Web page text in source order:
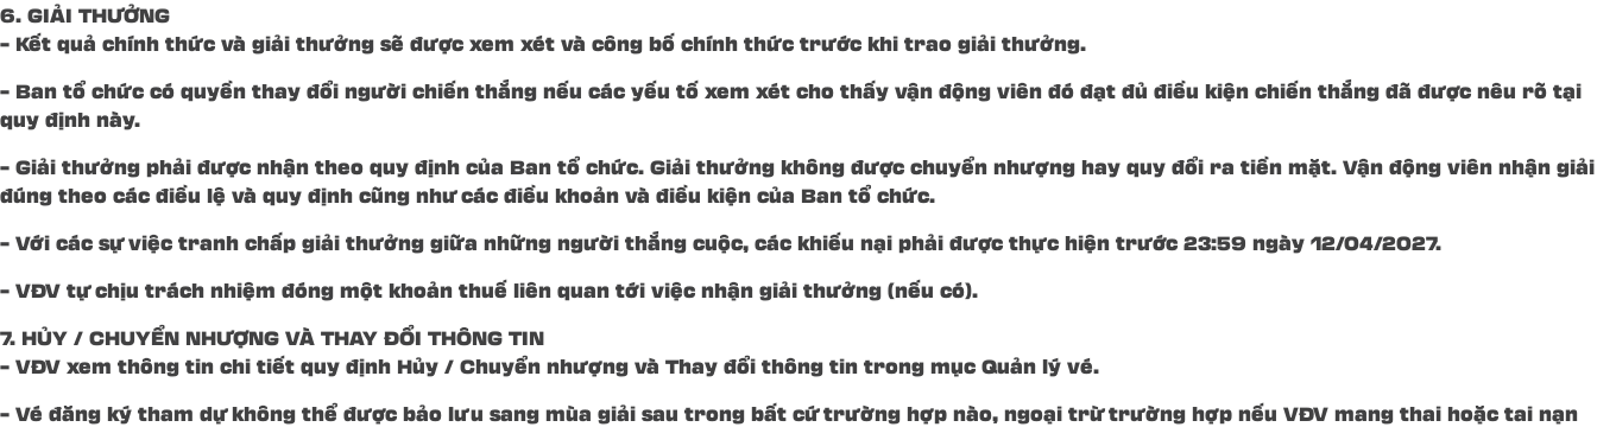
6. GIẢI THƯỞNG
– Kết quả chính thức và giải thưởng sẽ được xem xét và công bố chính thức trước khi trao giải thưởng.
– Ban tổ chức có quyền thay đổi người chiến thắng nếu các yếu tố xem xét cho thấy vận động viên đó đạt đủ điều kiện chiến thắng đã được nêu rõ tại
quy định này.
– Giải thưởng phải được nhận theo quy định của Ban tổ chức. Giải thưởng không được chuyển nhượng hay quy đổi ra tiền mặt. Vận động viên nhận giải
đúng theo các điều lệ và quy định cũng như các điều khoản và điều kiện của Ban tổ chức.
– Với các sự việc tranh chấp giải thưởng giữa những người thắng cuộc, các khiếu nại phải được thực hiện trước 23:59 ngày 12/04/2027.
– VĐV tự chịu trách nhiệm đóng một khoản thuế liên quan tới việc nhận giải thưởng (nếu có).
7. HỦY / CHUYỂN NHƯỢNG VÀ THAY ĐỔI THÔNG TIN
– VĐV xem thông tin chi tiết quy định Hủy / Chuyển nhượng và Thay đổi thông tin trong mục Quản lý vé.
– Vé đăng ký tham dự không thể được bảo lưu sang mùa giải sau trong bất cứ trường hợp nào, ngoại trừ trường hợp nếu VĐV mang thai hoặc tai nạn